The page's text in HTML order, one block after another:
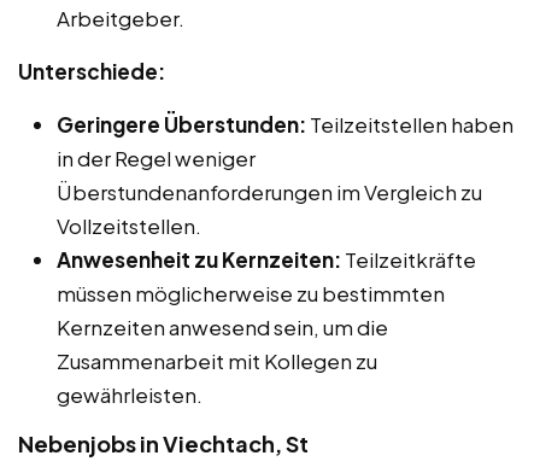
Arbeitgeber.
Unterschiede:
Geringere Überstunden: Teilzeitstellen haben
in der Regel weniger
Überstundenanforderungen im Vergleich zu
Vollzeitstellen.
Anwesenheit zu Kernzeiten: Teilzeitkräfte
müssen möglicherweise zu bestimmten
Kernzeiten anwesend sein, um die
Zusammenarbeit mit Kollegen zu
gewährleisten.
Nebenjobs in Viechtach, St